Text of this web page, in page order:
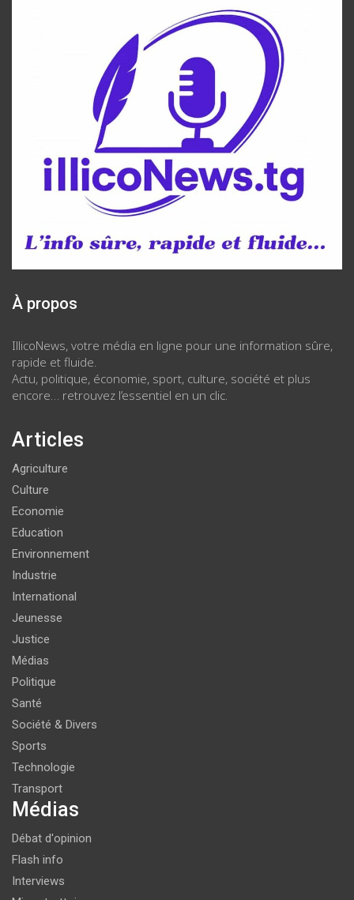
À propos
IllicoNews, votre média en ligne pour une information sûre,
rapide et fluide.
Actu, politique, économie, sport, culture, société et plus
encore… retrouvez l’essentiel en un clic.
Articles
Agriculture
Culture
Economie
Education
Environnement
Industrie
International
Jeunesse
Justice
Médias
Politique
Santé
Société & Divers
Sports
Technologie
Transport
Médias
Débat d'opinion
Flash info
Interviews